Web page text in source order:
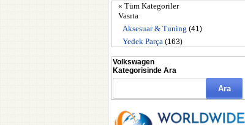
« Tüm Kategoriler
Vasıta
Aksesuar & Tuning (41)
Yedek Parça (163)
Volkswagen
Kategorisinde Ara